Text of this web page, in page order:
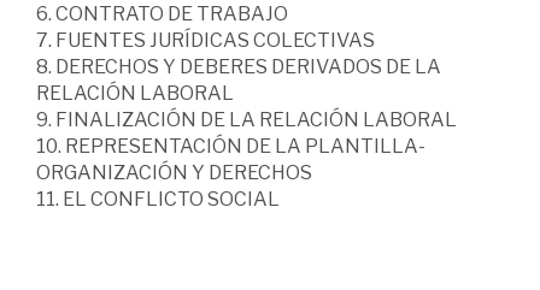
6. CONTRATO DE TRABAJO
7. FUENTES JURÍDICAS COLECTIVAS
8. DERECHOS Y DEBERES DERIVADOS DE LA
RELACIÓN LABORAL
9. FINALIZACIÓN DE LA RELACIÓN LABORAL
10. REPRESENTACIÓN DE LA PLANTILLA-
ORGANIZACIÓN Y DERECHOS
11. EL CONFLICTO SOCIAL